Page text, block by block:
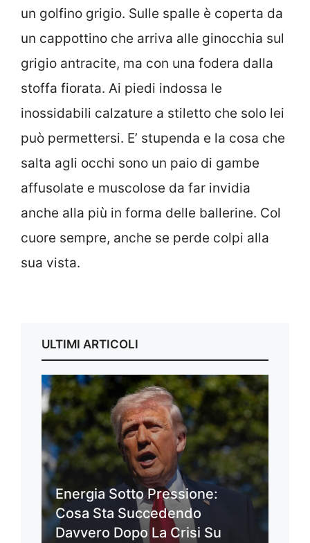
un golfino grigio. Sulle spalle è coperta da
un cappottino che arriva alle ginocchia sul
grigio antracite, ma con una fodera dalla
stoffa fiorata. Ai piedi indossa le
inossidabili calzature a stiletto che solo lei
può permettersi. E’ stupenda e la cosa che
salta agli occhi sono un paio di gambe
affusolate e muscolose da far invidia
anche alla più in forma delle ballerine. Col
cuore sempre, anche se perde colpi alla
sua vista.
ULTIMI ARTICOLI
Energia Sotto Pressione:
Cosa Sta Succedendo
Davvero Dopo La Crisi Su